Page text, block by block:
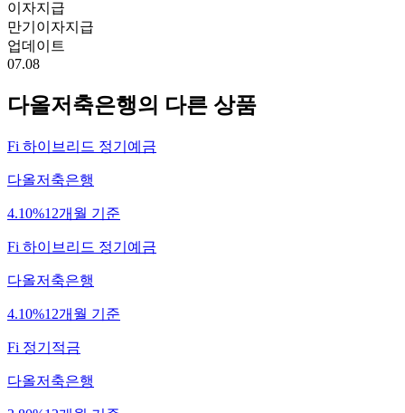
이자지급
만기이자지급
업데이트
07.08
다올저축은행의 다른 상품
Fi 하이브리드 정기예금
다올저축은행
4.10%12개월 기준
Fi 하이브리드 정기예금
다올저축은행
4.10%12개월 기준
Fi 정기적금
다올저축은행